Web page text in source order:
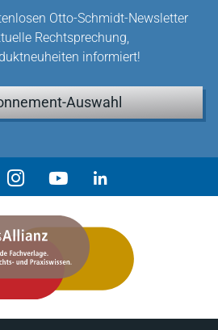
Otto-Schmidt-Newsletter
Rechtsprechung,
informiert!
Auswahl